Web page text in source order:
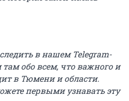
в нашем Telegram-
обо всем, что важного и
в Тюмени и области.
первыми узнавать эту